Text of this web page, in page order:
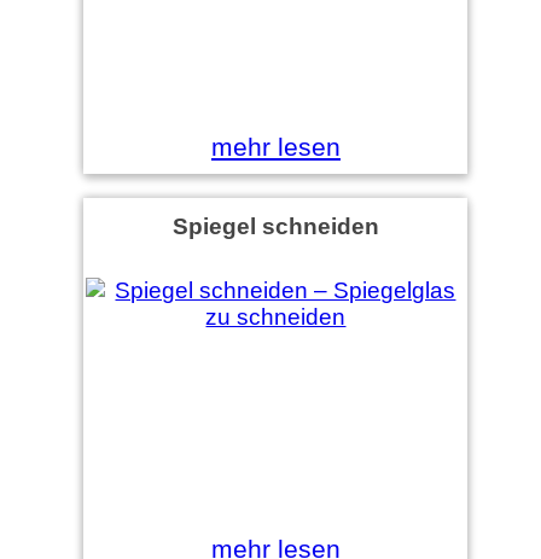
mehr lesen
Spiegel schneiden
mehr lesen